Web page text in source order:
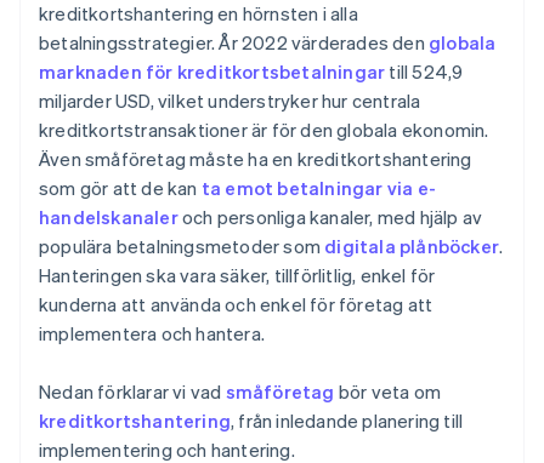
Fastställa teknisk integration och användbarhet
Läsa recensioner och ta referenser
Tester och försök
Fatta beslutet
Enkel och transparent prissättning
Automatiserad rapportering och analys
Fler funktioner och tjänster
Support för utvecklare och webbforum
kreditkortshantering en hörnsten i alla
betalningsstrategier. År 2022 värderades den globala
marknaden för kreditkortsbetalningar till 524,9
miljarder USD, vilket understryker hur centrala
kreditkortstransaktioner är för den globala ekonomin.
Även småföretag måste ha en kreditkortshantering
som gör att de kan ta emot betalningar via e-
handelskanaleroch personliga kanaler, med hjälp av
populära betalningsmetoder som digitala plånböcker.
Hanteringen ska vara säker, tillförlitlig, enkel för
kunderna att använda och enkel för företag att
implementera och hantera.
Nedan förklarar vi vad småföretag bör veta om
kreditkortshantering, från inledande planering till
implementering och hantering.